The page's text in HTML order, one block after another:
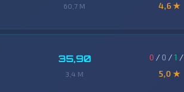
60,7 M
4,6 ★
35,90
3,4 M
0 / 0 /1 /
5,0 ★